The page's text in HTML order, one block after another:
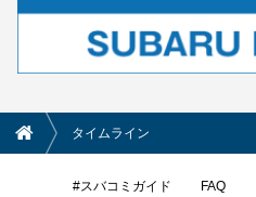
タイムライン
#スバコミガイド FAQ